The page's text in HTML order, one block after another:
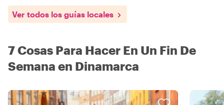
Ver todos los guías locales
7 Cosas Para Hacer En Un Fin De
Semana en Dinamarca